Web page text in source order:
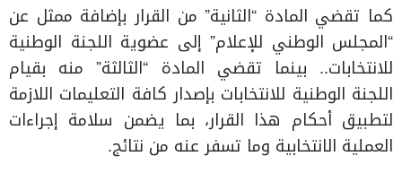
كما تقضي المادة “الثانية” من القرار بإضافة ممثل عن
“المجلس الوطني للإعلام” إلى عضوية اللجنة الوطنية
للانتخابات.. بينما تقضي المادة “الثالثة” منه بقيام
اللجنة الوطنية للانتخابات بإصدار كافة التعليمات اللازمة
لتطبيق أحكام هذا القرار، بما يضمن سلامة إجراءات
العملية الانتخابية وما تسفر عنه من نتائج.